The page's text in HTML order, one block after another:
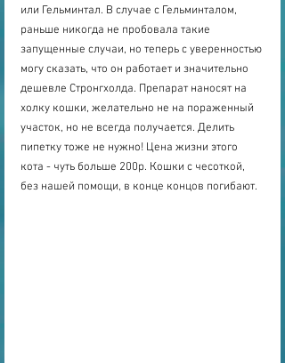
или Гельминтал. В случае с Гельминталом,
раньше никогда не пробовала такие
запущенные случаи, но теперь с уверенностью
могу сказать, что он работает и значительно
дешевле Стронгхолда. Препарат наносят на
холку кошки, желательно не на пораженный
участок, но не всегда получается. Делить
пипетку тоже не нужно! Цена жизни этого
кота - чуть больше 200р. Кошки с чесоткой,
без нашей помощи, в конце концов погибают.